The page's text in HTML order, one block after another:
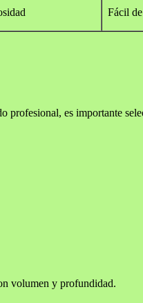
Fácil
profesional, es importante
volumen y profundidad.